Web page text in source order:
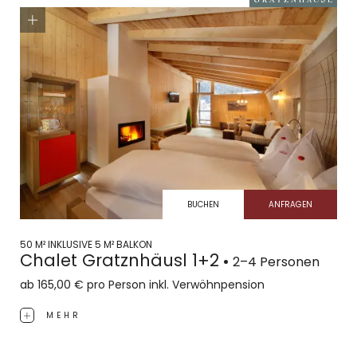
BUCHEN ANFRAGEN
50 M² INKLUSIVE 5 M² BALKON
Chalet Gratznhäusl 1+2 2–4 Personen
ab 165,00 € pro Person inkl. Verwöhnpension
MEHR